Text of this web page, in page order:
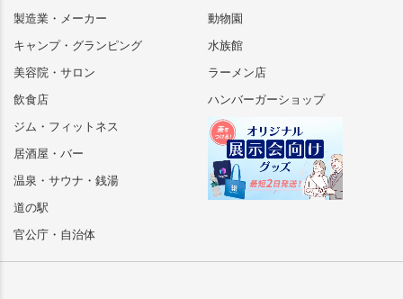
製造業・メーカー
キャンプ・グランピング
美容院・サロン
飲食店
ジム・フィットネス
居酒屋・バー
温泉・サウナ・銭湯
道の駅
官公庁・自治体
動物園
水族館
ラーメン店
ハンバーガーショップ